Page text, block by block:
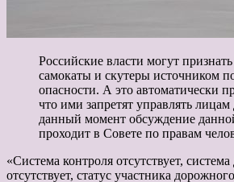
Российские власти могут
самокаты и скутеры источником
опасности. А это автоматически
что ими запретят управлять лицам
данный момент обсуждение
проходит в Совете по правам
«Система контроля отсутствует,
отсутствует, статус участника